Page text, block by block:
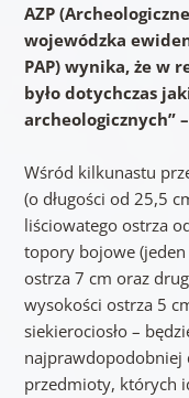
AZP
wojewódzka
PAP) wynika, że w
było dotychczas
archeologicznych”
Wśród kilkunastu
(o długości od 25,5
liściowatego ostrza
topory bojowe (jeden
ostrza 7 cm oraz
wysokości ostrza 5
siekierociosło –
najprawdopodobniej
przedmioty, których